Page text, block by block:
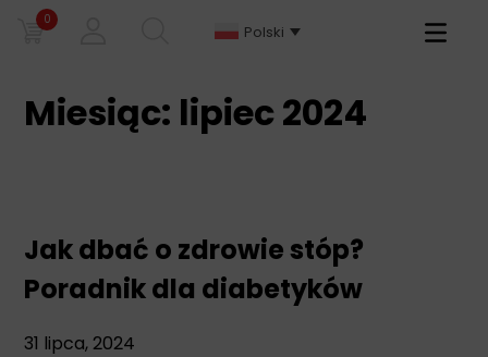
0
Polski
Primary
Miesiąc: lipiec 2024
Jak dbać o zdrowie stóp?
Poradnik dla diabetyków
31 lipca, 2024